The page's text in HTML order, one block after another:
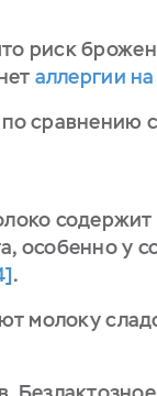
риск
аллергии
сравнению
особенно у
.
молоку